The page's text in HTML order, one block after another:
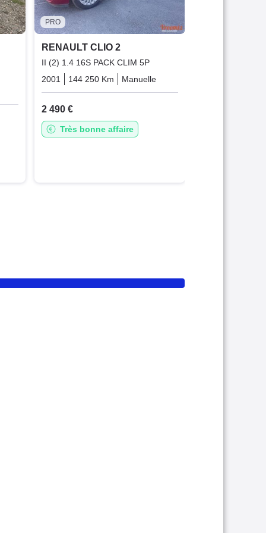
PRO
RENAULT CLIO 2
II (2) 1.4 16S PACK CLIM 5P
2001
144 250 Km Manuelle
2 490 €
Très bonne affaire